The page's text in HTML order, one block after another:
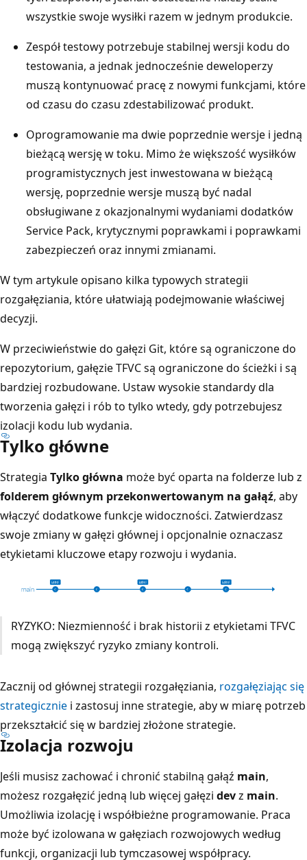
wszystkie swoje wysiłki razem w jednym produkcie.
Zespół testowy potrzebuje stabilnej wersji kodu do
testowania, a jednak jednocześnie deweloperzy
muszą kontynuować pracę z nowymi funkcjami, które
od czasu do czasu zdestabilizować produkt.
Oprogramowanie ma dwie poprzednie wersje i jedną
bieżącą wersję w toku. Mimo że większość wysiłków
programistycznych jest inwestowana w bieżącą
wersję, poprzednie wersje muszą być nadal
obsługiwane z okazjonalnymi wydaniami dodatków
Service Pack, krytycznymi poprawkami i poprawkami
zabezpieczeń oraz innymi zmianami.
W tym artykule opisano kilka typowych strategii
rozgałęziania, które ułatwiają podejmowanie właściwej
decyzji.
W przeciwieństwie do gałęzi Git, które są ograniczone do
repozytorium, gałęzie TFVC są ograniczone do ścieżki i są
bardziej rozbudowane. Ustaw wysokie standardy dla
tworzenia gałęzi i rób to tylko wtedy, gdy potrzebujesz
izolacji kodu lub wydania.
Tylko główne
Strategia Tylko główna może być oparta na folderze lub z
folderem głównym przekonwertowanym na gałąź, aby
włączyć dodatkowe funkcje widoczności. Zatwierdzasz
swoje zmiany w gałęzi głównej i opcjonalnie oznaczasz
etykietami kluczowe etapy rozwoju i wydania.
RYZYKO: Niezmienność i brak historii z etykietami TFVC
mogą zwiększyć ryzyko zmiany kontroli.
Zacznij od głównej strategii rozgałęziania, rozgałęziając się
strategicznie i zastosuj inne strategie, aby w miarę potrzeb
przekształcić się w bardziej złożone strategie.
Izolacja rozwoju
Jeśli musisz zachować i chronić stabilną gałąź main,
możesz rozgałęzić jedną lub więcej gałęzi devz main.
Umożliwia izolację i współbieżne programowanie. Praca
może być izolowana w gałęziach rozwojowych według
funkcji, organizacji lub tymczasowej współpracy.